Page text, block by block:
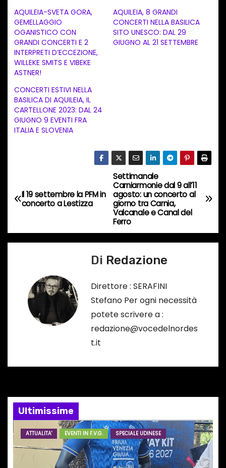
a
m
e
n
t
o
i
n
c
o
…
AQUILEIA-SVETA GORA,
GEMELLAGGIO
OGANISTICO CON
GRANDI CONCERTI E 2
INTERPRETI D’ECCEZIONE,
WILLEKE SMITS E VIBEKE
ASTNER!
AQUILEIA, 8 GRANDI
CONCERTI NELLA BASILICA
SITO UNESCO: DAL 29
GIUGNO AL 21 SETTEMBRE
CONCERTI ESTIVI NELLA
BASILICA DI AQUILEIA, IL
CARTELLONE 2023: DAL 24
GIUGNO 9 EVENTI FRA
ITALIA E SLOVENIA
a
i
n
e
a
r
Settimanale
Carniarmonie dal 9 all’11
agosto: un concerto al
giorno tra Carnia,
Valcanale e Canal del
Ferro
Il 19 settembre la PFM in
concerto a Lestizza
Di Redazione
Direttore : SERAFINI
Stefano Per ogni necessità
potete scrivere a :
redazione@vocedelnordes
t.it
Ultimissime
ATTUALITA' EVENTI IN F.V.G. SPECIALE UDINESE